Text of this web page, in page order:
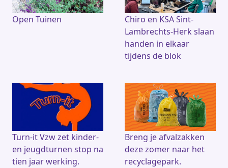
Open Tuinen
Chiro en KSA Sint-
Lambrechts-Herk slaan
handen in elkaar
tijdens de blok
Turn-it Vzw zet kinder-
en jeugdturnen stop na
tien jaar werking.
Breng je afvalzakken
deze zomer naar het
recyclagepark.